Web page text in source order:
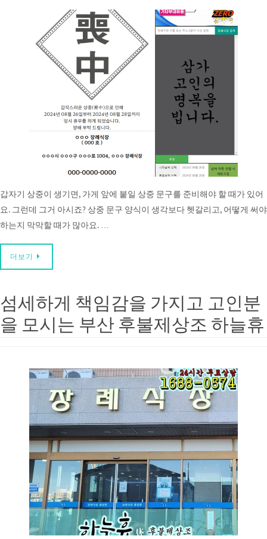
갑자기 상중이 생기면, 가게 앞에 붙일 상중 문구를 준비해야 할 때가 있어
요. 그런데 그거 아시죠? 상중 문구 양식이 생각보다 헷갈리고, 어떻게 써야
하는지 막막할 때가 많아요. …
더보기
섬세하게 책임감을 가지고 고인분
을 모시는 부산 후불제상조 하늘휴